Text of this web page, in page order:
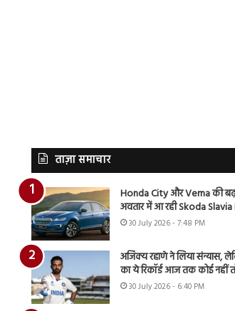
ताज़ा समाचार
Honda City और Verna की
अवतार में आ रही Skoda
30 July 2026 - 7:48 PM
अजिंक्य रहाणे ने लिया संन्यास,
का ये रिकॉर्ड आज तक कोई नहीं
30 July 2026 - 6:40 PM